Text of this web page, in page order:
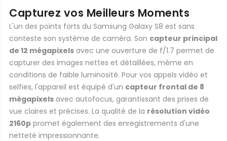
Capturez vos Meilleurs Moments
L'un des points forts du Samsung Galaxy S8 est sans
conteste son système de caméra. Son capteur principal
de 12 mégapixels avec une ouverture de f/1.7 permet de
capturer des images nettes et détaillées, même en
conditions de faible luminosité. Pour vos appels vidéo et
selfies, l'appareil est équipé d'un capteur frontal de 8
mégapixels avec autofocus, garantissant des prises de
vue claires et précises. La qualité de la résolution vidéo
2160p promet également des enregistrements d'une
netteté impressionnante.